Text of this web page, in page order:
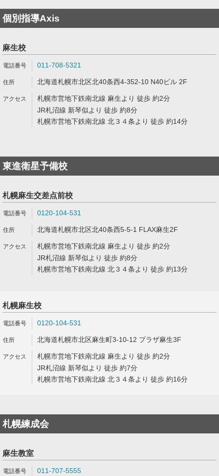
個別指導Axis
麻生校
011-708-5321
北海道札幌市北区北40条西4-352-10 N40ビル 2F
札幌市営地下鉄南北線 麻生より 徒歩 約2分
JR札沼線 新琴似より 徒歩 約8分
札幌市営地下鉄南北線 北３４条より 徒歩 約14分
東進衛星予備校
札幌麻生交差点前校
0120-104-531
北海道札幌市北区北40条西5-5-1 FLAX麻生2F
札幌市営地下鉄南北線 麻生より 徒歩 約2分
JR札沼線 新琴似より 徒歩 約8分
札幌市営地下鉄南北線 北３４条より 徒歩 約13分
札幌麻生校
0120-104-531
北海道札幌市北区麻生町3-10-12 プラザ麻生3F
札幌市営地下鉄南北線 麻生より 徒歩 約2分
JR札沼線 新琴似より 徒歩 約7分
札幌市営地下鉄南北線 北３４条より 徒歩 約16分
札幌練成会
麻生教室
011-707-5555